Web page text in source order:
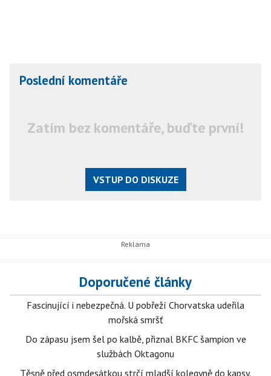
Poslední komentáře
Zatím bez komentáře, buďte první!
VSTUP DO DISKUZE
Doporučené články
Fascinující i nebezpečná. U pobřeží Chorvatska udeřila
mořská smršť
Do zápasu jsem šel po kalbě, přiznal BKFC šampion ve
službách Oktagonu
Těsně před osmdesátkou strčí mladší kolegyně do kapsy.